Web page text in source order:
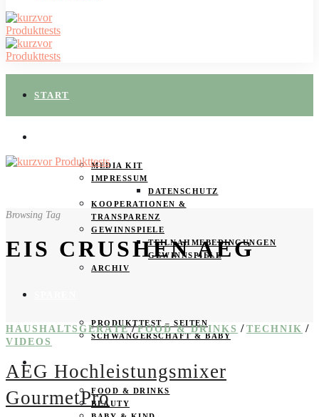
START
MEDIA KIT
IMPRESSUM
DATENSCHUTZ
KOOPERATIONEN &
TRANSPARENZ
GEWINNSPIELE
TEILNAHMEBEDINGUNGEN
GEWINNSPIELE
ARCHIV
PRODUKTTEST – SEITEN
SCHWANGERSCHAFT & BABY
PRODUKTTESTER GESUCHT
FOOD & DRINKS
BEAUTY
Browsing Tag
EIS CRUSHEN AEG
HAUSHALTSGERÄTE / FOOD & DRINKS / TECHNIK /
VIDEOS
AEG Hochleistungsmixer
GourmetPro